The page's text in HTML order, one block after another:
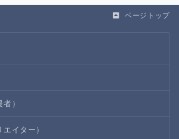
ページトップ
）
イター）